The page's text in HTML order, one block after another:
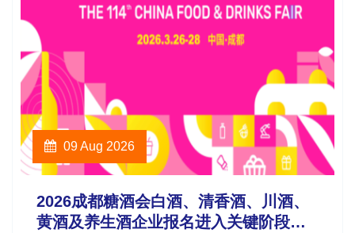
09 Aug 2026
2026成都糖酒会白酒、清香酒、川酒、
黄酒及养生酒企业报名进入关键阶段，